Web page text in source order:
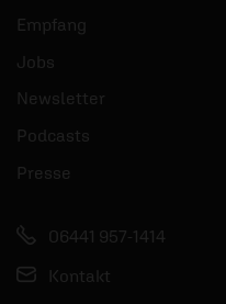
Empfang
Jobs
Newsletter
Podcasts
Presse
06441 957-1414
Kontakt